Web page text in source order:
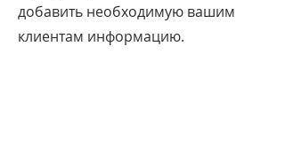
добавить необходимую вашим
клиентам информацию.